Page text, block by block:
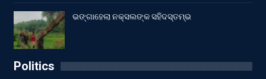
ଭଙ୍ଗାହେଲା ନକ୍ସଲଙ୍କ ସହିଦସ୍ତମ୍ଭ
Politics